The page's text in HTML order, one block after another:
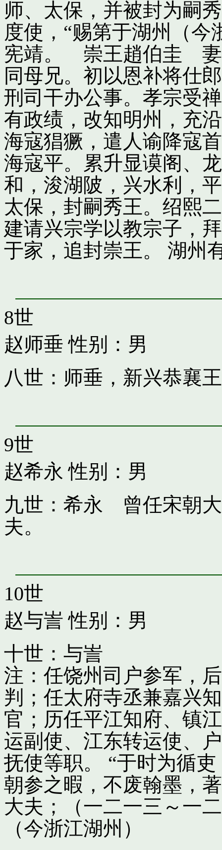
师、太保，并被封为嗣
度使，“赐第于湖州（今
宪靖。 崇王趙伯圭 妻
同母兄。初以恩补将仕
刑司干办公事。孝宗受
有政绩，改知明州，充
海寇猖獗，遣人谕降寇
海寇平。累升显谟阁、
和，浚湖陂，兴水利，
太保，封嗣秀王。绍熙
建请兴宗学以教宗子，
于家，追封崇王。 湖州
8世
赵师垂 性别：男
八世：师垂，新兴恭襄王
9世
赵希永 性别：男
九世：希永 曾任宋朝
夫。
10世
赵与訔 性别：男
十世：与訔
注：任饶州司户参军，
判；任太府寺丞兼嘉兴
官；历任平江知府、镇
运副使、江东转运使、
抚使等职。 “于时为循
朝参之暇，不废翰墨，
大夫；（一二一三～一
（今浙江湖州）